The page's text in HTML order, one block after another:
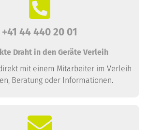
+41 44 440 20 01
Draht in den Geräte Verleih
mit einem Mitarbeiter im Verleih
Beratung oder Informationen.